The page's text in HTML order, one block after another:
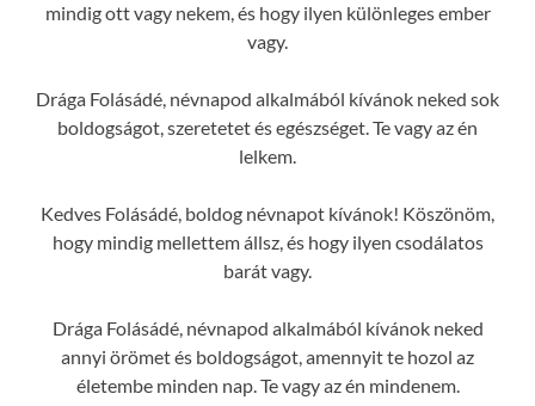
mindig ott vagy nekem, és hogy ilyen különleges ember
vagy.
Drága Folásádé, névnapod alkalmából kívánok neked sok
boldogságot, szeretetet és egészséget. Te vagy az én
lelkem.
Kedves Folásádé, boldog névnapot kívánok! Köszönöm,
hogy mindig mellettem állsz, és hogy ilyen csodálatos
barát vagy.
Drága Folásádé, névnapod alkalmából kívánok neked
annyi örömet és boldogságot, amennyit te hozol az
életembe minden nap. Te vagy az én mindenem.